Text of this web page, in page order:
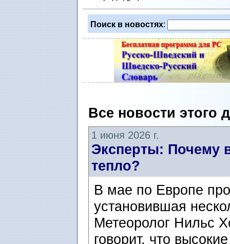
Поиск в новостях:
Все новости этого
1 июня 2026 г.
Эксперты: Почему
тепло?
В мае по Европе
установившая
Метеоролог Нильс
говорит, что